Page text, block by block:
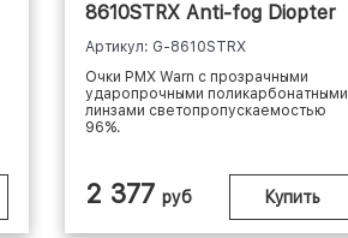
8610STRX Anti-fog Diopter
Проз...
Артикул: G-8610STRX
Очки PMX Warn с прозрачными
ударопрочными поликарбонатными
линзами светопропускаемостью
96%.
2 377 руб Купить